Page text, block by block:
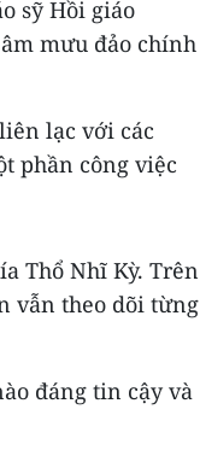
sỹ Hồi giáo
mưu đảo chính
lạc với các
phần công việc
Thổ Nhĩ Kỳ. Trên
vẫn theo dõi từng
đáng tin cậy và